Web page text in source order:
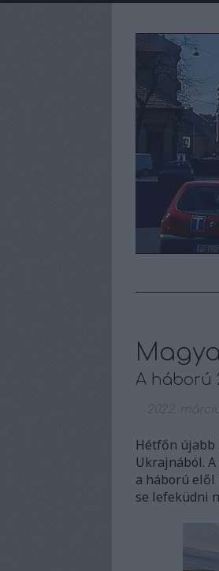
A háború
2022.
Hétfőn újabb
Ukrajnából. A
a háború elől
se lefeküdni